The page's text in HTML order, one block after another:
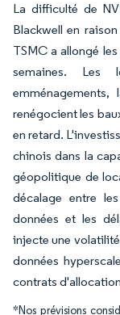
La difficulté de
Blackwell en
TSMC a allongé
semaines. Les
renégocient les
en retard.
chinois dans la
géopolitique de
décalage entre
données et les
injecte une
données
contrats
*Nos prévisions